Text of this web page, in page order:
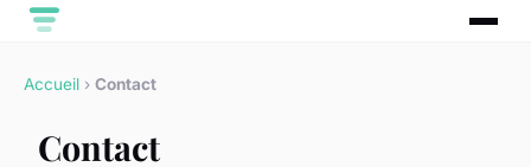
Accueil › Contact
Contact